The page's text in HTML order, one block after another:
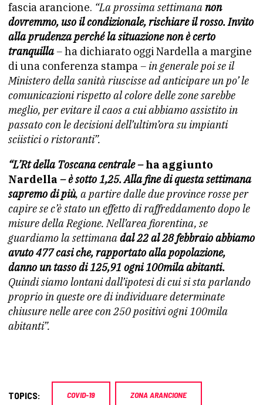
fascia arancione. “La prossima settimananon
dovremmo, uso il condizionale, rischiare il rosso. Invito
allaprudenza perché la situazione non è certo
tranquilla–ha dichiarato oggi Nardella a margine
di una conferenza stampa– ingenerale poi se il
Ministero della sanità riuscisse adanticipare un po’ le
comunicazioni rispetto al colore delle zonesarebbe
meglio, per evitare il caos a cui abbiamo assistito in
passato con le decisioni dell’ultim’ora su impianti
sciistici oristoranti”.
“L’Rt della Toscana centrale –ha aggiunto
Nardella – è sotto 1,25. Allafine di questa settimana
sapremo di più, a partire dalle dueprovince rosse per
capire se c’è stato un effetto diraffreddamento dopo le
misure della Regione. Nell’areafiorentina, se
guardiamo la settimanadal 22 al 28 febbraioabbiamo
avuto 477 casi che, rapportato alla popolazione,
danno un tasso di 125,91 ogni 100mila abitanti.
Quindi siamo lontanidall’ipotesi di cui si sta parlando
proprio in queste ore diindividuare determinate
chiusure nelle aree con 250 positiviogni 100mila
abitanti”.
TOPICS: COVID-19 ZONA ARANCIONE